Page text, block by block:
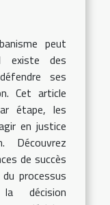
peut
existe des
ses
Cet article
étape, les
en justice
Découvrez
de succès
processus
la décision